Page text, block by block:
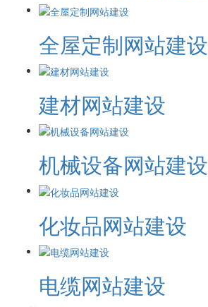
全屋定制网站建设
建材网站建设
机械设备网站建设
化妆品网站建设
电缆网站建设